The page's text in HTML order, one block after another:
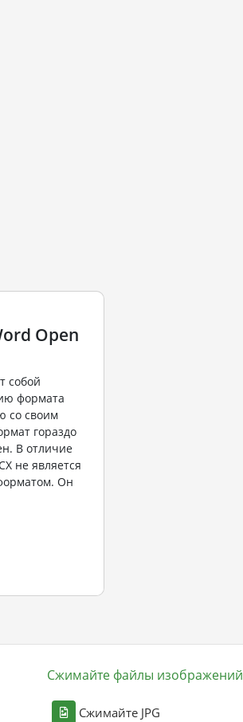
Open
собой
формата
со своим
гораздо
В отличие
не является
Он
Сжимайте файлы изображений
Сжимайте JPG